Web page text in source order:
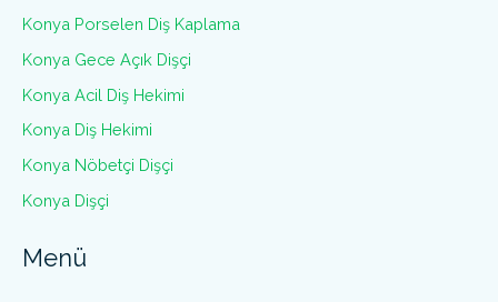
Konya Porselen Diş Kaplama
Konya Gece Açık Dişçi
Konya Acil Diş Hekimi
Konya Diş Hekimi
Konya Nöbetçi Dişçi
Konya Dişçi
Menü